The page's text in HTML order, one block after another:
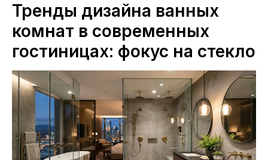
Тренды дизайна ванных
комнат в современных
гостиницах: фокус на стекло